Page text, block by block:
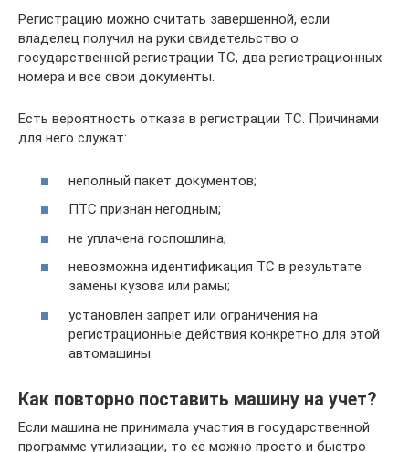
Регистрацию можно считать завершенной, если
владелец получил на руки свидетельство о
государственной регистрации ТС, два регистрационных
номера и все свои документы.
Есть вероятность отказа в регистрации ТС. Причинами
для него служат:
неполный пакет документов;
ПТС признан негодным;
не уплачена госпошлина;
невозможна идентификация ТС в результате
замены кузова или рамы;
установлен запрет или ограничения на
регистрационные действия конкретно для этой
автомашины.
Как повторно поставить машину на учет?
Если машина не принимала участия в государственной
программе утилизации, то ее можно просто и быстро